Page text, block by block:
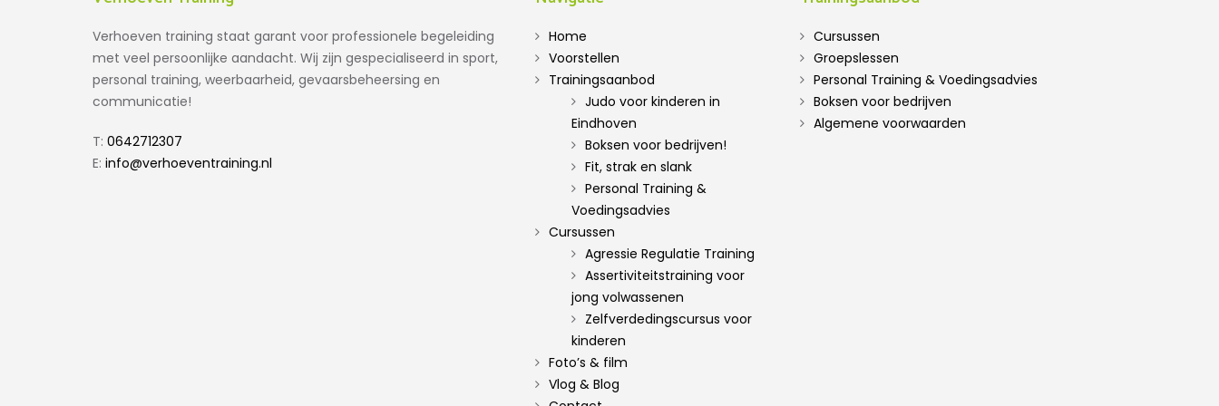
Verhoeven training staat garant voor professionele begeleiding
met veel persoonlijke aandacht. Wij zijn gespecialiseerd in sport,
personal training, weerbaarheid, gevaarsbeheersing en
communicatie!
T: 0642712307
E: info@verhoeventraining.nl
Home
Voorstellen
Trainingsaanbod
Judo voor kinderen in
Eindhoven
Boksen voor bedrijven!
Fit, strak en slank
Personal Training &
Voedingsadvies
Cursussen
Agressie Regulatie Training
Assertiviteitstraining voor
jong volwassenen
Zelfverdedingscursus voor
kinderen
Foto’s & film
Vlog & Blog
Cursussen
Groepslessen
Personal Training & Voedingsadvies
Boksen voor bedrijven
Algemene voorwaarden